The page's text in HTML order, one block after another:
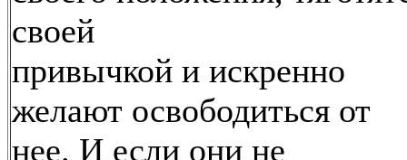
своей
привычкой и искренно
желают освободиться от
нее. И если они не